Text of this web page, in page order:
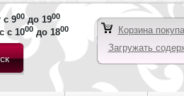
с 900до 1900
с 1000до 1800
Корзина
Загружать